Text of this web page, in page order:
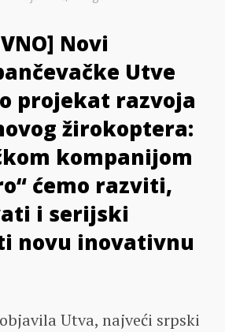
Novi
Utve
projekat razvoja
žirokoptera:
kompanijom
ćemo razviti,
i serijski
novu inovativnu
Utva, najveći srpski